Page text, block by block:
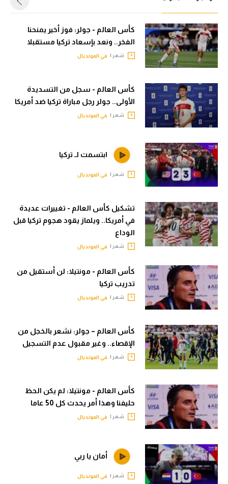
دوري أبطال أوروبا
دوري أبطال إفريقيا
كل البطولات
أقسام
الدوري المصري
الكرة الأوروبية
الكرة الإفريقية
منتخب مصر
سعودي في الجول
الدوري الإسباني
دوري أبطال أوروبا
القسم الثاني
رياضات أخرى
أمم إفريقيا
كرة السلة الأمريكية
كرة سلة
كرة يد
كرة طائرة
الوطن العربي
دوري أبطال أوروبا
دوري أبطال إفريقيا
أقسام
الكرة المصرية
الكرة الأوروبية
الكرة الإفريقية
منتخب مصر
سعودي في الجول
الدوري الإنجليزي
دوري أبطال أوروبا
القسم الثاني
أمم إفريقيا
كرة السلة الأمريكية
كرة سلة
كرة يد
كرة طائرة
الوطن العربي
في المونديال
كأس العالم - جولر: فوز أخير يمنحنا
الفخر.. ونعد بإسعاد تركيا مستقبلا
شهر | في المونديال
كأس العالم - سجل من التسديدة
الأولى.. جولر رجل مباراة تركيا ضد أمريكا
شهر | في المونديال
ابتسمت لـ تركيا
شهر | في المونديال
تشكيل كأس العالم - تغييرات عديدة
في أمريكا.. ويلماز يقود هجوم تركيا قبل
الوداع
شهر | في المونديال
كأس العالم - مونتيلا: لن أستقيل من
تدريب تركيا
شهر | في المونديال
كأس العالم – جولر: نشعر بالخجل من
الإقصاء.. وغير مقبول عدم التسجيل
شهر | في المونديال
كأس العالم - مونتيلا: لم يكن الحظ
حليفنا وهذا أمر يحدث كل 50 عاما
شهر | في المونديال
أمان يا ربي
شهر | في المونديال